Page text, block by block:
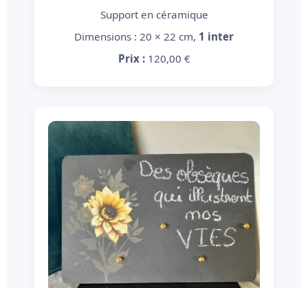
Support en céramique
Dimensions : 20 × 22 cm, 1 inter
Prix :120,00 €